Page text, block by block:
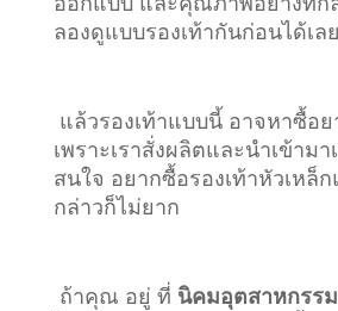
ลองดูแบบรองเท้ากันก่อนได้เล
แล้วรองเท้าแบบนี้ อาจหาซื้อ
เพราะเราสั่งผลิตและนำเข้าม
สนใจ อยากซื้อรองเท้าหัวเหล็
กล่าวก็ไม่ยาก
ถ้าคุณ อยู่ ที่ นิคมอุตสาหกรร